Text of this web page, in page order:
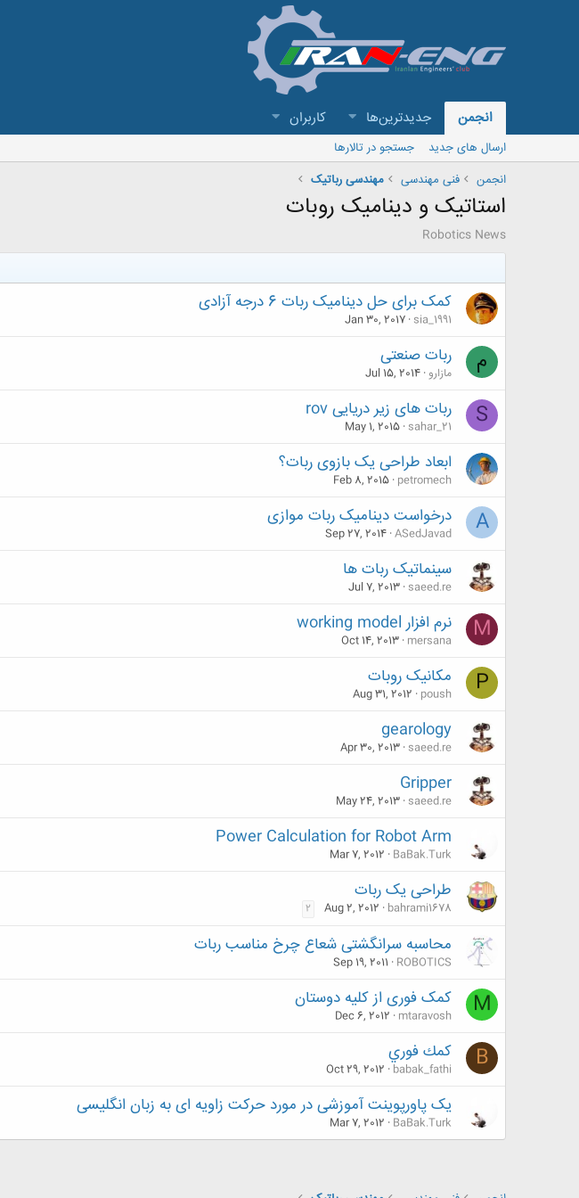
انجمن جدیدترین‌ها کاربران
ارسال های جدید
جستجو در تالارها
انجمن
فنی مهندسی مهندسی رباتیک
استاتیک و دینامیک روبات
Robotics News
کمک برای حل دینامیک ربات 6 درجه آزادی
sia_1991
Jan 30, 2017
م ربات صنعتی
مازارو Jul 15, 2014
S ربات های زیر دریایی rov
sahar_21
May 1, 2015
ابعاد طراحی یک بازوی ربات؟
petromech
Feb 8, 2015
A درخواست دینامیک ربات موازی
ASedJavad
Sep 27, 2014
سینماتیک ربات ها
saeed.re
Jul 7, 2013
M نرم افزار working model
mersana
Oct 14, 2013
P مکانیک روبات
poush
Aug 31, 2012
gearology
saeed.re
Apr 30, 2013
Gripper
saeed.re
May 24, 2013
Power Calculation for Robot Arm
BaBak.Turk
Mar 7, 2012
طراحی یک ربات
bahrami1678
Aug 2, 2012
2
محاسبه سرانگشتی شعاع چرخ مناسب ربات
ROBOTICS
Sep 19, 2011
M کمک فوری از کلیه دوستان
mtaravosh
Dec 6, 2012
B كمك فوري
babak_fathi
Oct 29, 2012
یک پاورپوینت آموزشی در مورد حرکت زاویه ای به زبان انگلیسی
BaBak.Turk
Mar 7, 2012